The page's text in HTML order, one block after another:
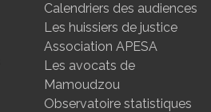
Calendriers des audiences
Les huissiers de justice
Association APESA
Les avocats de
Mamoudzou
Observatoire statistiques